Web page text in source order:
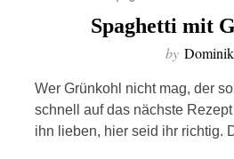
Spaghetti mit
by Dominik
Wer Grünkohl nicht mag, der
schnell auf das nächste
ihn lieben, hier seid ihr richtig.